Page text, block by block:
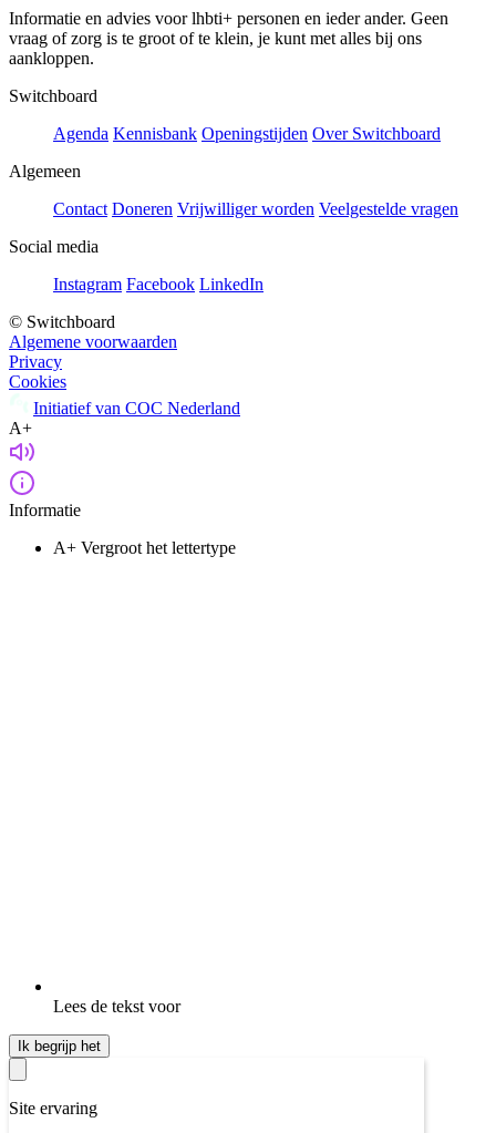
Informatie en advies voor lhbti+ personen en ieder ander. Geen
vraag of zorg is te groot of te klein, je kunt met alles bij ons
aankloppen.
Switchboard
Agenda Kennisbank Openingstijden Over Switchboard
Algemeen
Contact Doneren Vrijwilliger worden Veelgestelde vragen
Social media
Instagram Facebook LinkedIn
© Switchboard
Algemene voorwaarden
Privacy
Cookies
Initiatief van COC Nederland
A+
Informatie
A+ Vergroot het lettertype
Lees de tekst voor
Ik begrijp het
Site ervaring